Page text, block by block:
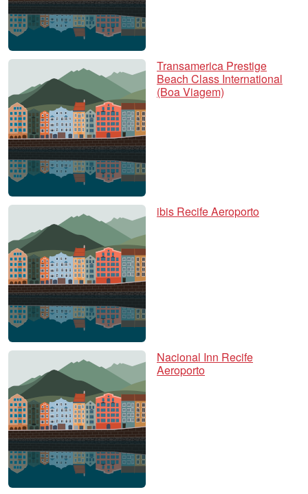
Transamerica Prestige
Beach Class International
(Boa Viagem)
ibis Recife Aeroporto
Nacional Inn Recife
Aeroporto